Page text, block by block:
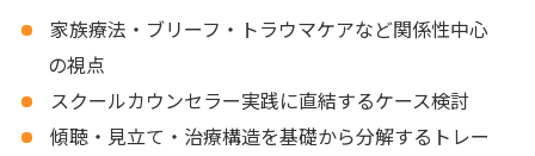
家族療法・ブリーフ・トラウマケアなど関係性中心
の視点
スクールカウンセラー実践に直結するケース検討
傾聴・見立て・治療構造を基礎から分解するトレー